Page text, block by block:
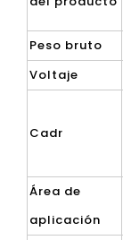
Peso bruto
Voltaje
Cadr
Área de
aplicación